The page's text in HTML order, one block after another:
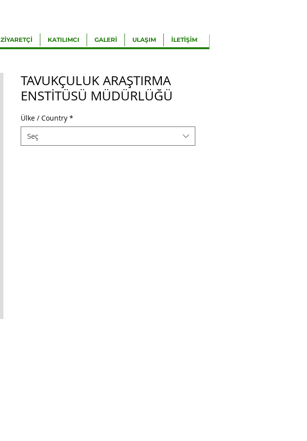
ZİYARETÇİ KATILIMCI GALERİ ULAŞIM İLETİŞİM
TAVUKÇULUK ARAŞTIRMA
ENSTİTÜSÜ MÜDÜRLÜĞÜ
Ülke / Country *
Seç